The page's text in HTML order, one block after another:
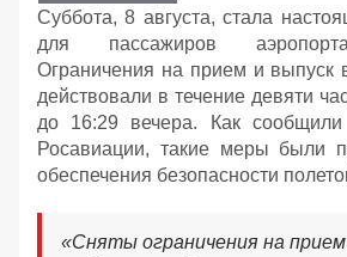
Суббота, 8 августа, стала
для пассажиров
Ограничения на прием и выпуск
действовали в течение девяти
до 16:29 вечера. Как
Росавиации, такие меры были
обеспечения безопасности
«Сняты ограничения на прием